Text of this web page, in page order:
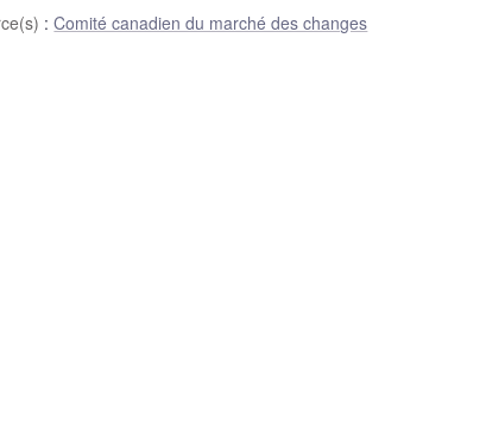
:Comité canadien du marché des changes